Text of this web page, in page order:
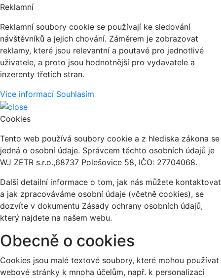
Reklamní
Reklamní soubory cookie se používají ke sledování
návštěvníků a jejich chování. Záměrem je zobrazovat
reklamy, které jsou relevantní a poutavé pro jednotlivé
uživatele, a proto jsou hodnotnější pro vydavatele a
inzerenty třetích stran.
Více informací Souhlasím
Cookies
Tento web používá soubory cookie a z hlediska zákona se
jedná o osobní údaje. Správcem těchto osobních údajů je
WJ ZETR s.r.o.,68737 Polešovice 58, IČO: 27704068.
Další detailní informace o tom, jak nás můžete kontaktovat
a jak zpracováváme osobní údaje (včetně cookies), se
dozvíte v dokumentu Zásady ochrany osobních údajů,
který najdete na našem webu.
Obecně o cookies
Cookies jsou malé textové soubory, které mohou používat
webové stránky k mnoha účelům, např. k personalizaci